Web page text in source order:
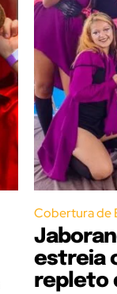
Cobertura de
estreia
repleto